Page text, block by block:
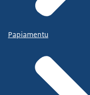
Papiamentu